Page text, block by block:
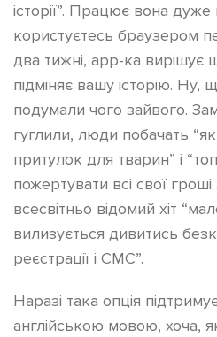
історії”. Працює вона
користуєтесь браузером
два тижні, app-ка вирішує
підміняє вашу історію. Ну,
подумали чого зайвого.
гуглили, люди побачать
притулок для тварин” і
пожертувати всі свої гроші
всесвітньо відомий хіт
вилизується дивитись
реєстрації і СМС”.
Наразі така опція
англійською мовою, хоча,